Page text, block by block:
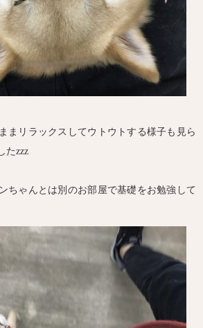
まリラックスしてウトウトする様子も見ら
たzzz
ちゃんとは別のお部屋で基礎をお勉強して